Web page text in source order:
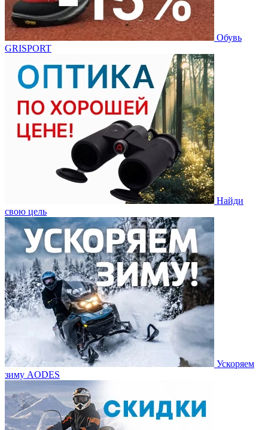
Обувь
GRISPORT
Найди
свою цель
Ускоряем
зиму AODES